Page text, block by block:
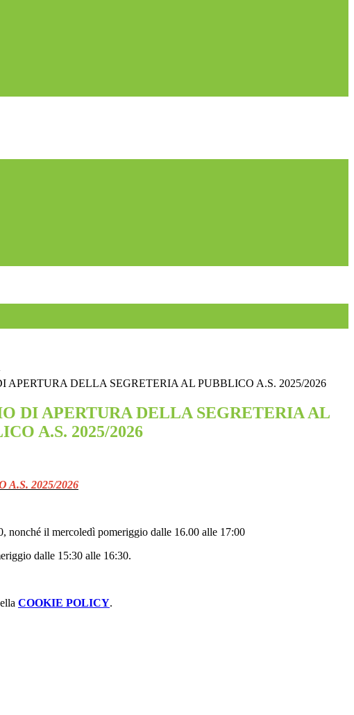
APERTURA DELLA SEGRETERIA AL PUBBLICO A.S. 2025/2026
DI APERTURA DELLA SEGRETERIA AL
A.S. 2025/2026
2025/2026
nonché il mercoledì pomeriggio dalle 16.00 alle 17:00
dalle 15:30 alle 16:30.
COOKIE POLICY.